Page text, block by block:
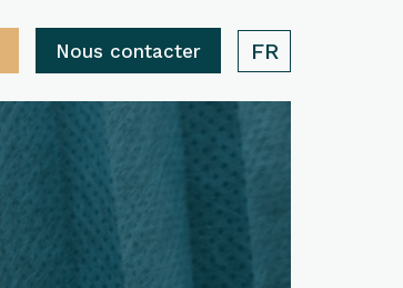
Nous contacter FR